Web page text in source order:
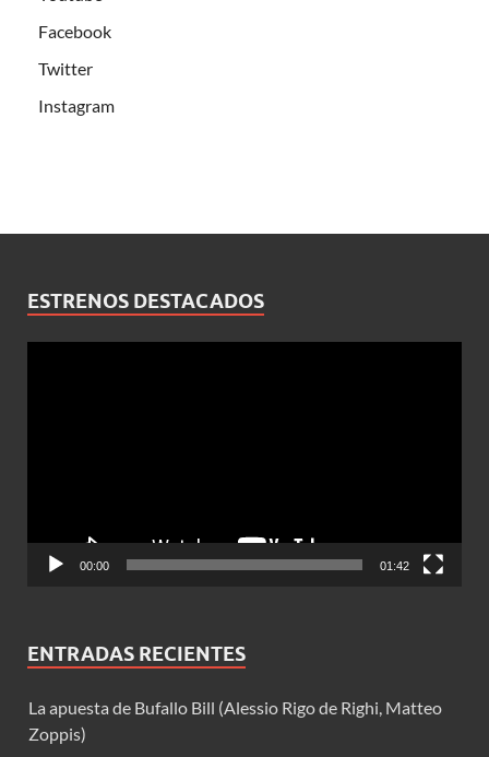
Facebook
Twitter
Instagram
ESTRENOS DESTACADOS
00:00 01:42
ENTRADAS RECIENTES
La apuesta de Bufallo Bill (Alessio Rigo de Righi, Matteo
Zoppis)